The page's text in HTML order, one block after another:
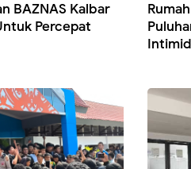
BAZNAS Kalbar
Percepat